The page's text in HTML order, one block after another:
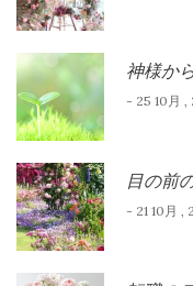
神様か
- 25 10月 ,
目の前
- 21 10月 ,